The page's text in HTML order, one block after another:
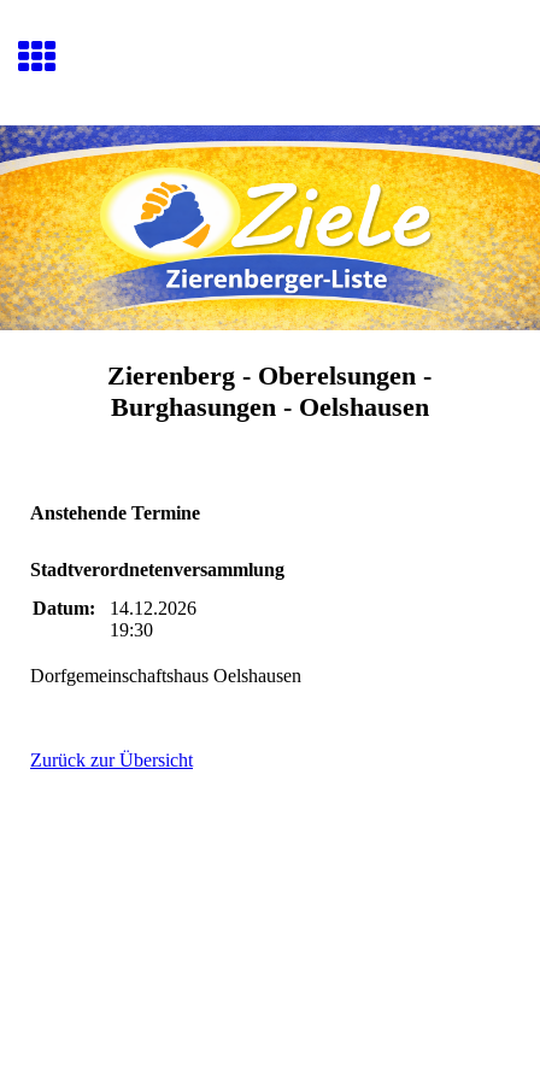
Zierenberg - Oberelsungen -
Burghasungen - Oelshausen
Anstehende Termine
Stadtverordnetenversammlung
Datum:
14.12.2026
19:30
Dorfgemeinschaftshaus Oelshausen
Zurück zur Übersicht